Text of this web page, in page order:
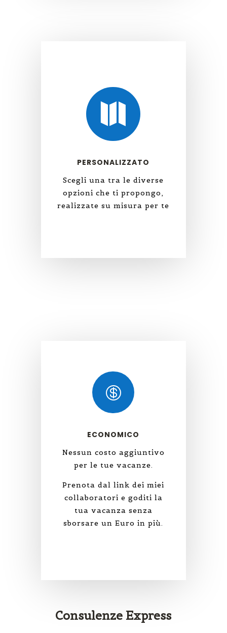

PERSONALIZZATO
Scegli una tra le diverse
opzioni che ti propongo,
realizzate su misura per te

ECONOMICO
Nessun costo aggiuntivo
per le tue vacanze.
Prenota dal link dei miei
collaboratori e goditi la
tua vacanza senza
sborsare un Euro in più.
Consulenze Express